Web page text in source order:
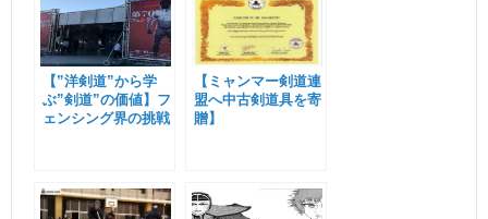
【”洋剣道”から学
ぶ”剣道”の価値】フ
ェンシング界の挑戦
【ミャンマー剣道連
盟へ中古剣道具を寄
贈】